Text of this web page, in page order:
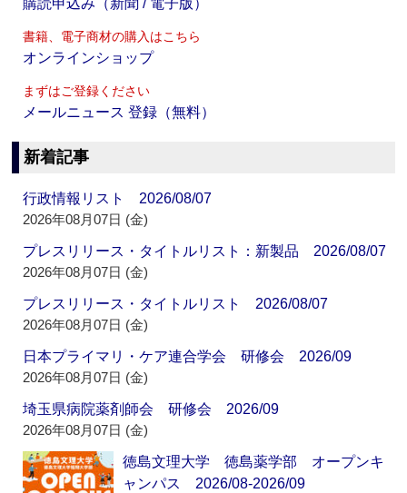
購読申込み（新聞 / 電子版）
書籍、電子商材の購入はこちら
オンラインショップ
まずはご登録ください
メールニュース 登録（無料）
新着記事
行政情報リスト 2026/08/07
2026年08月07日 (金)
プレスリリース・タイトルリスト：新製品 2026/08/07
2026年08月07日 (金)
プレスリリース・タイトルリスト 2026/08/07
2026年08月07日 (金)
日本プライマリ・ケア連合学会 研修会 2026/09
2026年08月07日 (金)
埼玉県病院薬剤師会 研修会 2026/09
2026年08月07日 (金)
徳島文理大学 徳島薬学部 オープンキ
ャンパス 2026/08-2026/09